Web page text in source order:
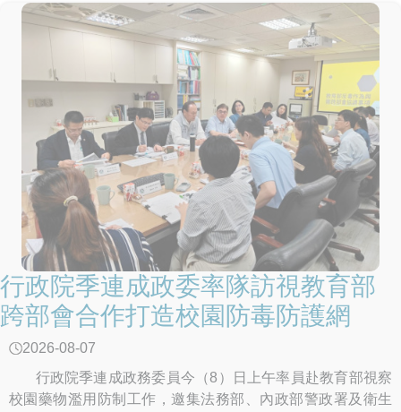
行政院季連成政委率隊訪視教育部
跨部會合作打造校園防毒防護網
2026-08-07
行政院季連成政務委員今（8）日上午率員赴教育部視察
校園藥物濫用防制工作，邀集法務部、內政部警政署及衛生